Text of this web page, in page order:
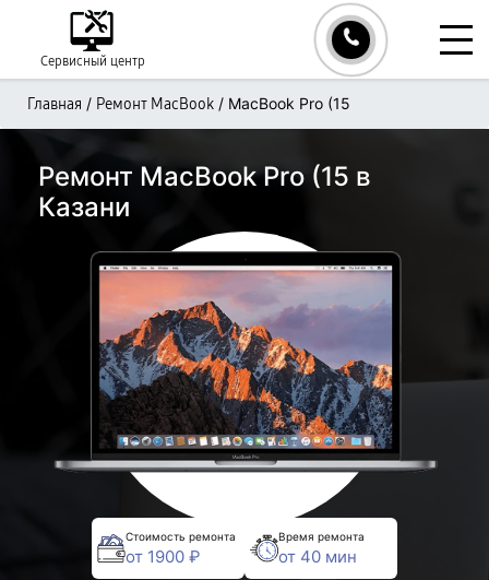
Сервисный центр
Главная / Ремонт MacBook / MacBook Pro (15
Ремонт MacBook Pro (15 в
Казани
Стоимость ремонта
от 1900 ₽
Время ремонта
от 40 мин